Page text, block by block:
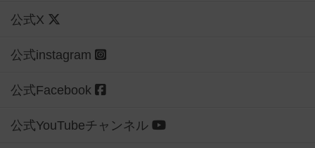
公式X
公式instagram
公式Facebook
公式YouTubeチャンネル